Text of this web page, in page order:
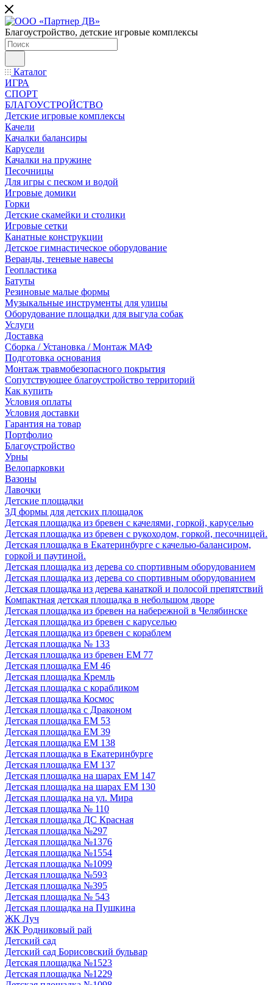
Благоустройство, детские игровые комплексы
Каталог
ИГРА
СПОРТ
БЛАГОУСТРОЙСТВО
Детские игровые комплексы
Качели
Качалки балансиры
Карусели
Качалки на пружине
Песочницы
Для игры с песком и водой
Игровые домики
Горки
Детские скамейки и столики
Игровые сетки
Канатные конструкции
Детское гимнастическое оборудование
Веранды, теневые навесы
Геопластика
Батуты
Резиновые малые формы
Музыкальные инструменты для улицы
Оборудование площадки для выгула собак
Услуги
Доставка
Сборка / Установка / Монтаж МАФ
Подготовка основания
Монтаж травмобезопасного покрытия
Сопутствующее благоустройство территорий
Как купить
Условия оплаты
Условия доставки
Гарантия на товар
Портфолио
Благоустройство
Урны
Велопарковки
Вазоны
Лавочки
Детские площадки
3Д формы для детских площадок
Детская площадка из бревен с качелями, горкой, каруселью
Детская площадка из бревен с рукоходом, горкой, песочницей.
Детская площадка в Екатеринбурге с качелью-балансиром,
горкой и паутиной.
Детская площадка из дерева со спортивным оборудованием
Детская площадка из дерева со спортивным оборудованием
Детская площадка из дерева канаткой и полосой препятствий
Компактная детская площадка в небольшом дворе
Детская площадка из бревен на набережной в Челябинске
Детская площадка из бревен с каруселью
Детская площадка из бревен с кораблем
Детская площадка № 133
Детская площадка из бревен ЕМ 77
Детская площадка ЕМ 46
Детская площадка Кремль
Детская площадка с корабликом
Детская площадка Космос
Детская площадка с Драконом
Детская площадка ЕМ 53
Детская площадка ЕМ 39
Детская площадка ЕМ 138
Детская площадка в Екатеринбурге
Детская площадка ЕМ 137
Детская площадка на шарах ЕМ 147
Детская площадка на шарах ЕМ 130
Детская площадка на ул. Мира
Детская площадка № 110
Детская площадка ДС Красная
Детская площадка №297
Детская площадка №1376
Детская площадка №1554
Детская площадка №1099
Детская площадка №593
Детская площадка №395
Детская площадка № 543
Детская площадка на Пушкина
ЖК Луч
ЖК Родниковый рай
Детский сад
Детский сад Борисовский бульвар
Детская площадка №1523
Детская площадка №1229